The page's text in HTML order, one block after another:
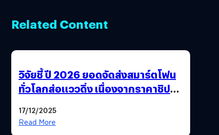
Related Content
วิจัยชี้ ปี 2026 ยอดจัดส่งสมาร์ตโฟน
ทั่วโลกส่อแววดิ่ง เนื่องจากราคาชิป
17/12/2025
Read More